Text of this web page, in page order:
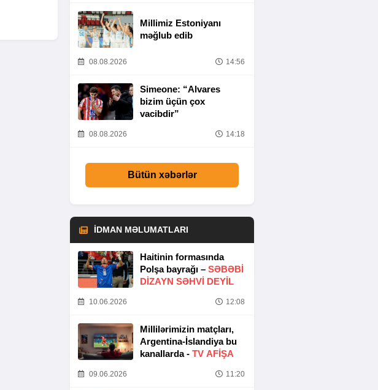
Millimiz Estoniyanı
məğlub edib
08.08.2026 14:56
Simeone: “Alvares
bizim üçün çox
vacibdir”
08.08.2026 14:18
Bütün xəbərlər
İDMAN MƏLUMATLARI
Haitinin formasında
Polşa bayrağı – SƏBƏBI
DIZAYN SƏHVI DEYIL
10.06.2026 12:08
Millilərimizin matçları,
Argentina-İslandiya bu
kanallarda - TV AFİŞA
09.06.2026 11:20